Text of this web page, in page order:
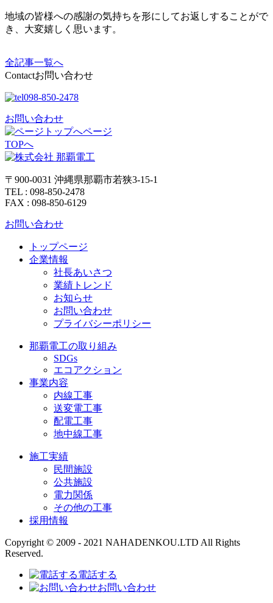
地域の皆様への感謝の気持ちを形にしてお返しすることがで
き、大変嬉しく思います。
全記事一覧へ
Contactお問い合わせ
098-850-2478
お問い合わせ
ページ
TOPへ
〒900-0031 沖縄県那覇市若狭3-15-1
TEL : 098-850-2478
FAX : 098-850-6129
お問い合わせ
トップページ
企業情報
社長あいさつ
業績トレンド
お知らせ
お問い合わせ
プライバシーポリシー
那覇電工の取り組み
SDGs
エコアクション
事業内容
内線工事
送変電工事
配電工事
地中線工事
施工実績
民間施設
公共施設
電力関係
その他の工事
採用情報
Copyright © 2009 - 2021 NAHADENKOU.LTD All Rights
Reserved.
電話する
お問い合わせ